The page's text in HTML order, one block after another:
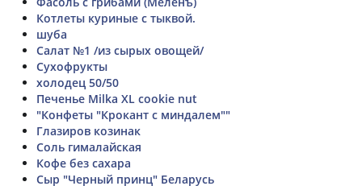
Котлеты куриные с тыквой.
шуба
Салат №1 /из сырых овощей/
Сухофрукты
холодец 50/50
Печенье Milka XL cookie nut
"Конфеты "Крокант с миндалем""
Глазиров козинак
Соль гималайская
Кофе без сахара
Сыр "Черный принц" Беларусь